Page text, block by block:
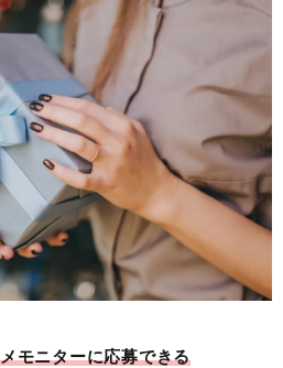
モニターに応募できる